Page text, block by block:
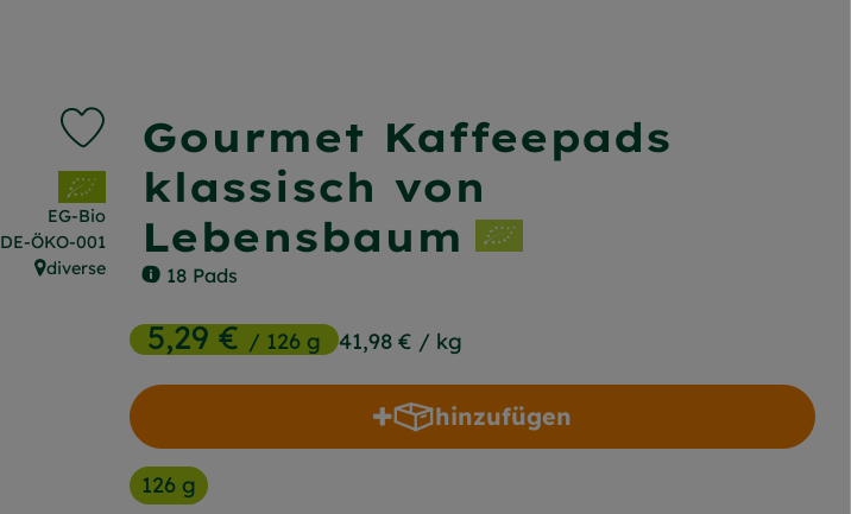
Gourmet Kaffeepads
klassisch von
Lebensbaum
18 Pads
5,29 €/ 126 g 41,98 € / kg
Produkt zu Favouriten hinzufügen
, Verband:
EG-Bio
, Kontrollstelle:
DE-ÖKO-001
, Herkunft:
diverse
hinzufügen
Produkt zum Warenkorb hinzufügen
126 g